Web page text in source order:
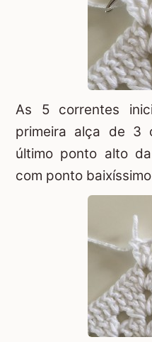
As 5 correntes
primeira alça de 3
último ponto alto
com ponto